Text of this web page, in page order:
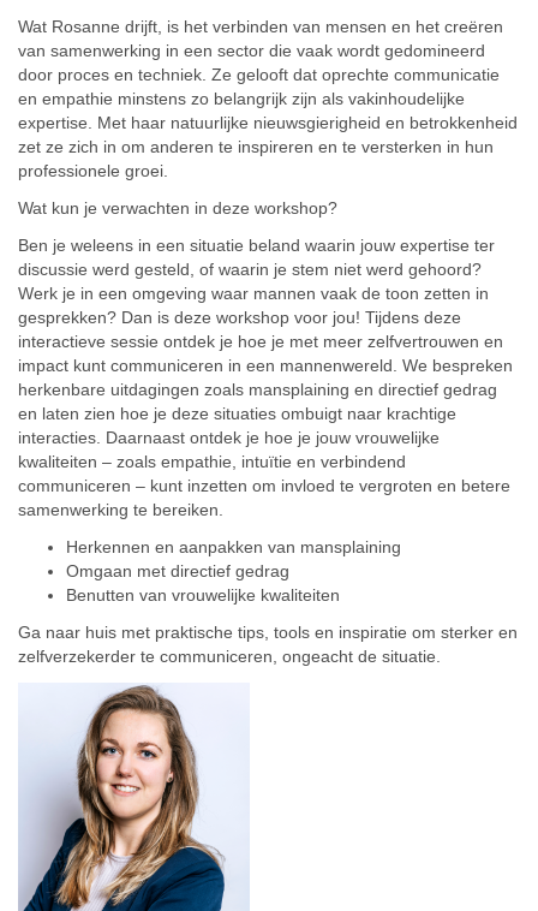
Wat Rosanne drijft, is het verbinden van mensen en het creëren
van samenwerking in een sector die vaak wordt gedomineerd
door proces en techniek. Ze gelooft dat oprechte communicatie
en empathie minstens zo belangrijk zijn als vakinhoudelijke
expertise. Met haar natuurlijke nieuwsgierigheid en betrokkenheid
zet ze zich in om anderen te inspireren en te versterken in hun
professionele groei.
Wat kun je verwachten in deze workshop?
Ben je weleens in een situatie beland waarin jouw expertise ter
discussie werd gesteld, of waarin je stem niet werd gehoord?
Werk je in een omgeving waar mannen vaak de toon zetten in
gesprekken? Dan is deze workshop voor jou! Tijdens deze
interactieve sessie ontdek je hoe je met meer zelfvertrouwen en
impact kunt communiceren in een mannenwereld. We bespreken
herkenbare uitdagingen zoals mansplaining en directief gedrag
en laten zien hoe je deze situaties ombuigt naar krachtige
interacties. Daarnaast ontdek je hoe je jouw vrouwelijke
kwaliteiten – zoals empathie, intuïtie en verbindend
communiceren – kunt inzetten om invloed te vergroten en betere
samenwerking te bereiken.
Herkennen en aanpakken van mansplaining
Omgaan met directief gedrag
Benutten van vrouwelijke kwaliteiten
Ga naar huis met praktische tips, tools en inspiratie om sterker en
zelfverzekerder te communiceren, ongeacht de situatie.